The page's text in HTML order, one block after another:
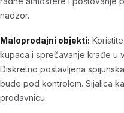
nadzor.
Maloprodajni objekti:
kupaca i sprečavanje krađe u
Diskretno postavljena
bude pod kontrolom. Sijalica
prodavnicu.